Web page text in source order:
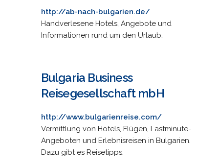
http://ab-nach-bulgarien.de/
Handverlesene Hotels, Angebote und
Informationen rund um den Urlaub.
Bulgaria Business
Reisegesellschaft mbH
http://www.bulgarienreise.com/
Vermittlung von Hotels, Flügen, Lastminute-
Angeboten und Erlebnisreisen in Bulgarien.
Dazu gibt es Reisetipps.